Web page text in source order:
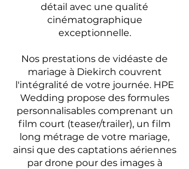
détail avec une qualité
cinématographique
exceptionnelle.
Nos prestations de vidéaste de
mariage à Diekirch couvrent
l'intégralité de votre journée. HPE
Wedding propose des formules
personnalisables comprenant un
film court (teaser/trailer), un film
long métrage de votre mariage,
ainsi que des captations aériennes
par drone pour des images à